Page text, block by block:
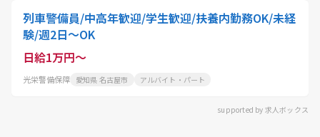
列車警備員/中高年歓迎/学生歓迎/扶養内勤務OK/未経
験/週2日～OK
日給1万円～
光栄警備保障 愛知県 名古屋市 アルバイト・パート
supported by 求人ボックス